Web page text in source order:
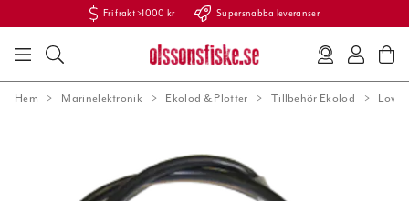
Fri frakt >1000 kr Supersnabba leveranser
Hem Marinelektronik Ekolod & Plotter Tillbehör Ekolod